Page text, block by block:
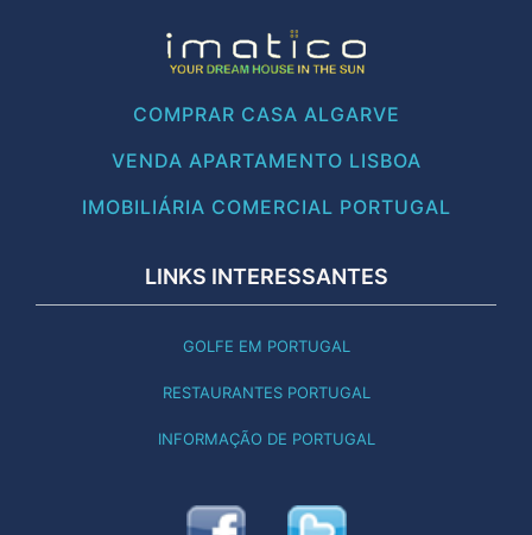
COMPRAR CASA ALGARVE
VENDA APARTAMENTO LISBOA
IMOBILIÁRIA COMERCIAL PORTUGAL
LINKS INTERESSANTES
GOLFE EM PORTUGAL
RESTAURANTES PORTUGAL
INFORMAÇÃO DE PORTUGAL